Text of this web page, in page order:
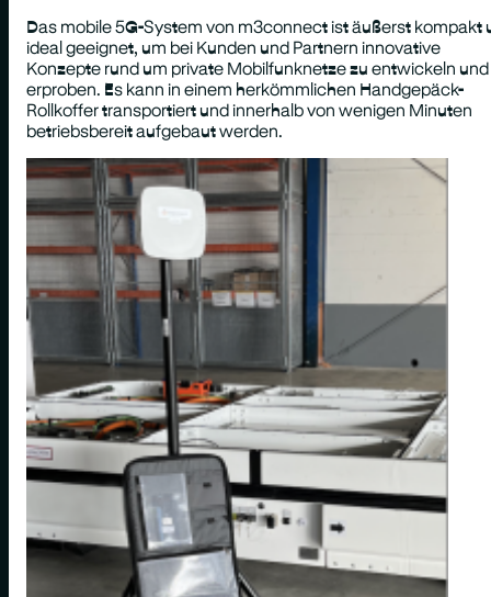
Das mobile 5G-System von m3connect ist äußerst kompakt
ideal geeignet, um bei Kunden und Partnern innovative
Konzepte rund um private Mobilfunknetze zu entwickeln
erproben. Es kann in einem herkömmlichen Handgepäck-
Rollkoffer transportiert und innerhalb von wenigen Minuten
betriebsbereit aufgebaut werden.